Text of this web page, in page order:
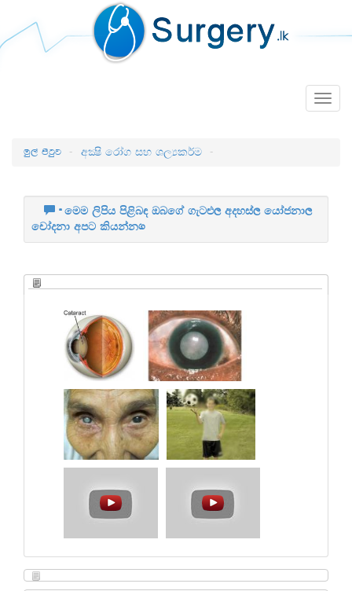
uq,a msgqj අක්‍ෂි රෝග සහ ශල්‍යකර්ම
මෙම ලිපිය පිළිබඳ ඔබගේ ගැටළු, අදහස්, යෝජනා,
චෝදනා අපට කියන්න.